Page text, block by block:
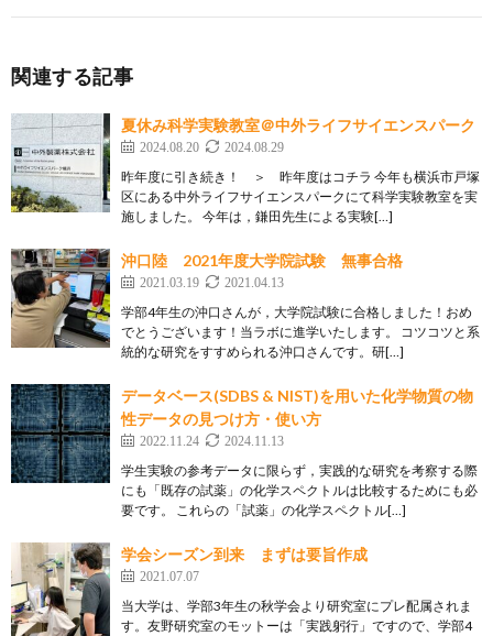
関連する記事
夏休み科学実験教室＠中外ライフサイエンスパーク
2024.08.20 2024.08.29
昨年度に引き続き！ ＞ 昨年度はコチラ 今年も横浜市戸塚
区にある中外ライフサイエンスパークにて科学実験教室を実
施しました。 今年は，鎌田先生による実験[…]
沖口陸 2021年度大学院試験 無事合格
2021.03.19 2021.04.13
学部4年生の沖口さんが，大学院試験に合格しました！おめ
でとうございます！当ラボに進学いたします。 コツコツと系
統的な研究をすすめられる沖口さんです。研[…]
データベース(SDBS & NIST)を用いた化学物質の物
性データの見つけ方・使い方
2022.11.24 2024.11.13
学生実験の参考データに限らず，実践的な研究を考察する際
にも「既存の試薬」の化学スペクトルは比較するためにも必
要です。 これらの「試薬」の化学スペクトル[…]
学会シーズン到来 まずは要旨作成
2021.07.07
当大学は、学部3年生の秋学会より研究室にプレ配属されま
す。友野研究室のモットーは「実践躬行」ですので、学部4